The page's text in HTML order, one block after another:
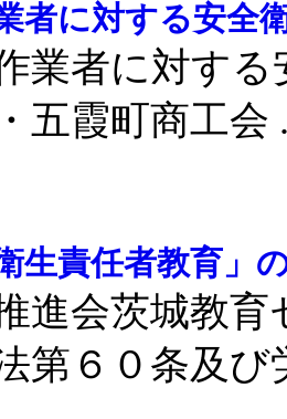
者に対する安全
業者に対す
五霞町商工会
生責任者教育」
進会茨城教
第６０条及び